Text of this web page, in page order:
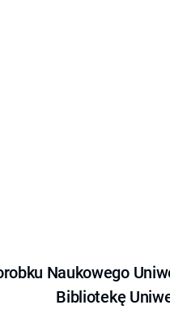
Naukowego
Bibliotekę